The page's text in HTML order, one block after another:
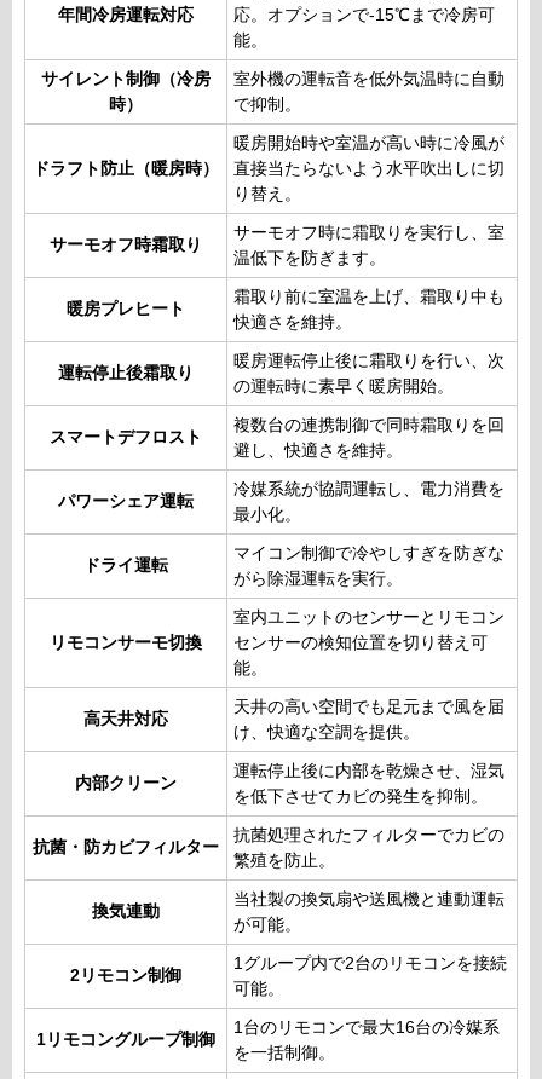
年間冷房運転対応
応。オプションで-15℃まで冷房可
能。
サイレント制御（冷房
時）
室外機の運転音を低外気温時に自動
で抑制。
ドラフト防止（暖房時）
暖房開始時や室温が高い時に冷風が
直接当たらないよう水平吹出しに切
り替え。
サーモオフ時霜取り
サーモオフ時に霜取りを実行し、室
温低下を防ぎます。
暖房プレヒート
霜取り前に室温を上げ、霜取り中も
快適さを維持。
運転停止後霜取り
暖房運転停止後に霜取りを行い、次
の運転時に素早く暖房開始。
スマートデフロスト
複数台の連携制御で同時霜取りを回
避し、快適さを維持。
パワーシェア運転
冷媒系統が協調運転し、電力消費を
最小化。
ドライ運転
マイコン制御で冷やしすぎを防ぎな
がら除湿運転を実行。
リモコンサーモ切換
室内ユニットのセンサーとリモコン
センサーの検知位置を切り替え可
能。
高天井対応
天井の高い空間でも足元まで風を届
け、快適な空調を提供。
内部クリーン
運転停止後に内部を乾燥させ、湿気
を低下させてカビの発生を抑制。
抗菌・防カビフィルター
抗菌処理されたフィルターでカビの
繁殖を防止。
換気連動
当社製の換気扇や送風機と連動運転
が可能。
2リモコン制御
1グループ内で2台のリモコンを接続
可能。
1リモコングループ制御
1台のリモコンで最大16台の冷媒系
を一括制御。